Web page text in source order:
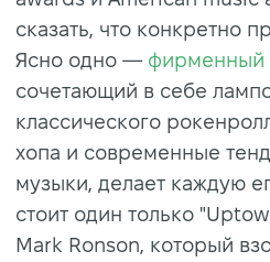
сказать, что конкретно
Ясно одно — фирменный
сочетающий в себе
классического
хопа и современные
музыки, делает каждую
стоит один только
Mark Ronson, который